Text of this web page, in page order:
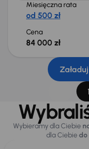
Miesięczna rata
od 500 zł
Cena
84 000 zł
1
Wybieramy dla Ciebie
dla Ciebiedo